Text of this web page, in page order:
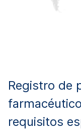
Registro de
requisitos